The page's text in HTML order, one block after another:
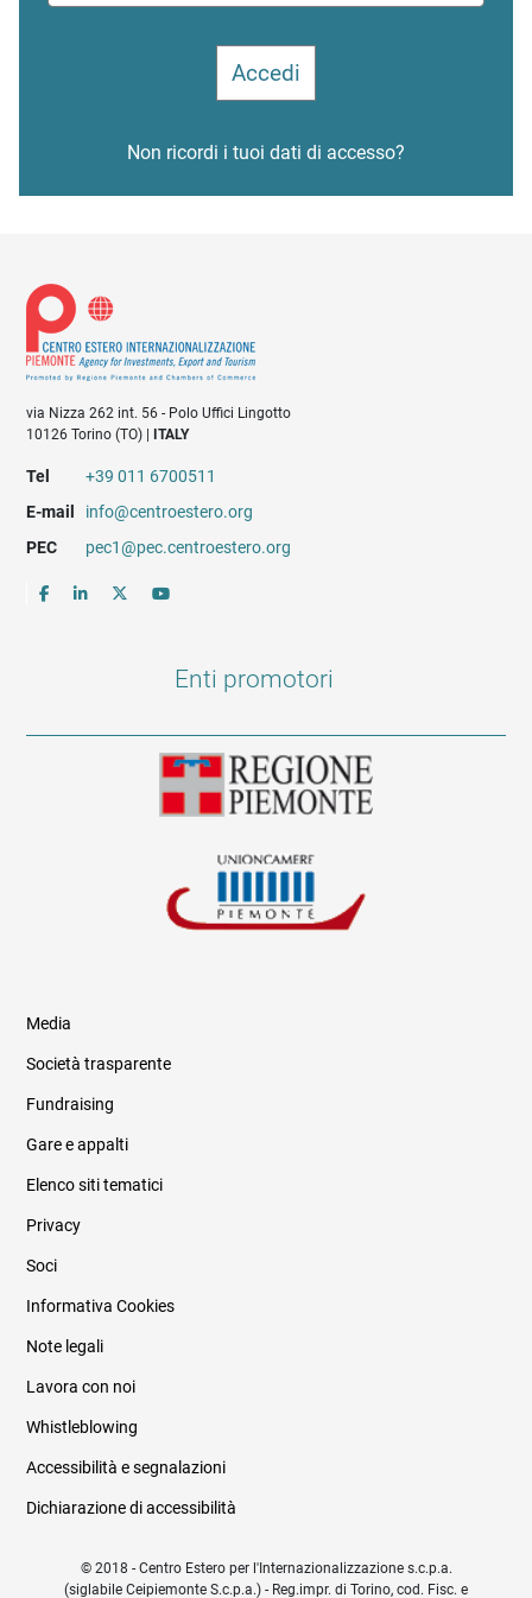
Non ricordi i tuoi dati di accesso?
via Nizza 262 int. 56 - Polo Uffici Lingotto
10126 Torino (TO) |
ITALY
Tel
+39 011 6700511
E-mail
info@centroestero.org
PEC
pec1@pec.centroestero.org
Enti promotori
Informazioni legali e trasparenza
Media
Società trasparente
Fundraising
Gare e appalti
Elenco siti tematici
Privacy
Soci
Informativa Cookies
Note legali
Lavora con noi
Whistleblowing
Accessibilità e segnalazioni
Dichiarazione di accessibilità
© 2018 - Centro Estero per l'Internazionalizzazione s.c.p.a.
(siglabile Ceipiemonte S.c.p.a.) - Reg.impr. di Torino, cod. Fisc. e